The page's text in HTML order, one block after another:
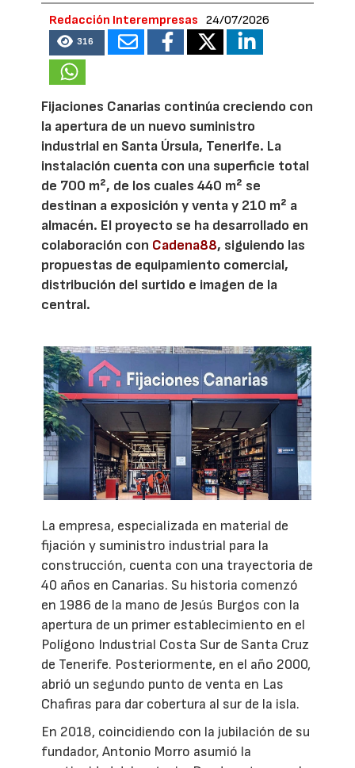
Redacción Interempresas 24/07/2026
316
Fijaciones Canarias continúa creciendo con
la apertura de un nuevo suministro
industrial en Santa Úrsula, Tenerife. La
instalación cuenta con una superficie total
de 700 m², de los cuales 440 m² se
destinan a exposición y venta y 210 m² a
almacén. El proyecto se ha desarrollado en
colaboración con Cadena88, siguiendo las
propuestas de equipamiento comercial,
distribución del surtido e imagen de la
central.
La empresa, especializada en material de
fijación y suministro industrial para la
construcción, cuenta con una trayectoria de
40 años en Canarias. Su historia comenzó
en 1986 de la mano de Jesús Burgos con la
apertura de un primer establecimiento en el
Polígono Industrial Costa Sur de Santa Cruz
de Tenerife. Posteriormente, en el año 2000,
abrió un segundo punto de venta en Las
Chafiras para dar cobertura al sur de la isla.
En 2018, coincidiendo con la jubilación de su
fundador, Antonio Morro asumió la